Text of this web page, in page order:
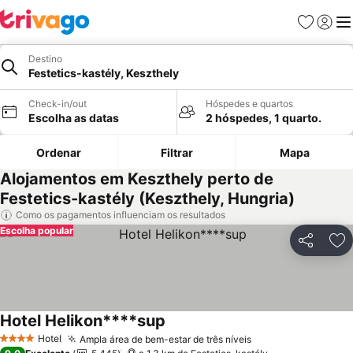
Favoritos
Iniciar
Destino
Festetics-kastély, Keszthely
Check-in/out
Escolha as datas
Hóspedes e quartos
2 hóspedes, 1 quarto.
Ordenar Filtrar Mapa
Alojamentos em Keszthely perto de
Festetics-kastély (Keszthely, Hungria)
Como os pagamentos influenciam os resultados
Partilhar
Escolha popular
4 EstrelasHotel Ampla área de bem-estar de três níveis
Hotel Helikon****sup